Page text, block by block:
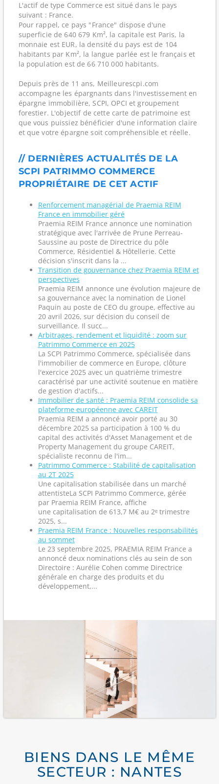
L'actif de type Commerce est situé dans le pays
suivant : France.
Pour rappel, ce pays "France" dispose d'une
superficie de 640 679 Km², la capitale est Paris, la
monnaie est EUR, la densité du pays est de 104
habitants par Km², la langue parlée est le français et
la population est de 66 710 000 habitants.
Depuis près de 11 ans, Meilleurescpi.com
accompagne les épargnants dans l'investissement en
épargne immobilière, SCPI, OPCI et groupement
forestier. L'objectif de cette carte de patrimoine est
que vous puissiez bénéficier d'une information claire
et que votre épargne soit compréhensible et réelle.
// DERNIÈRES ACTUALITÉS DE LA
SCPI PATRIMMO COMMERCE
PROPRIÉTAIRE DE CET ACTIF
Renforcement managérial de Praemia REIM
France en immobilier géré
Praemia REIM France annonce une nomination
stratégique avec l'arrivée de Prune Perreau-
Saussine au poste de Directrice du pôle
Commerce, Résidentiel & Hôtellerie. Cette
décision s'inscrit dans la ...
Transition de gouvernance chez Praemia REIM et
perspectives
Praemia REIM annonce une évolution majeure de
sa gouvernance avec la nomination de Lionel
Paquin au poste de CEO du groupe, effective au
20 avril 2026, sur décision du conseil de
surveillance. Il succ...
Arbitrages, rendement et liquidité : zoom sur
Patrimmo Commerce en 2025
La SCPI Patrimmo Commerce, spécialisée dans
l'immobilier de commerce en Europe, clôture
l'exercice 2025 avec un quatrième trimestre
caractérisé par une activité soutenue en matière
de gestion d'actifs...
Immobilier de santé : Praemia REIM consolide sa
plateforme européenne avec CAREIT
Praemia REIM a annoncé avoir porté au 30
décembre 2025 sa participation à 100 % du
capital des activités d'Asset Management et de
Property Management du groupe CAREIT,
spécialiste reconnu de l'im...
Patrimmo Commerce : Stabilité de capitalisation
au 2T 2025
Une capitalisation stabilisée dans un marché
attentisteLa SCPI Patrimmo Commerce, gérée
par Praemia REIM France, affiche
une capitalisation de 613,7 M€ au 2ᵉ trimestre
2025, s...
Praemia REIM France : Nouvelles responsabilités
au sommet
Le 23 septembre 2025, PRAEMIA REIM France a
annoncé deux nominations clés au sein de son
Directoire : Aurélie Cohen comme Directrice
générale en charge des produits et du
développement,...
BIENS DANS LE MÊME
SECTEUR : NANTES